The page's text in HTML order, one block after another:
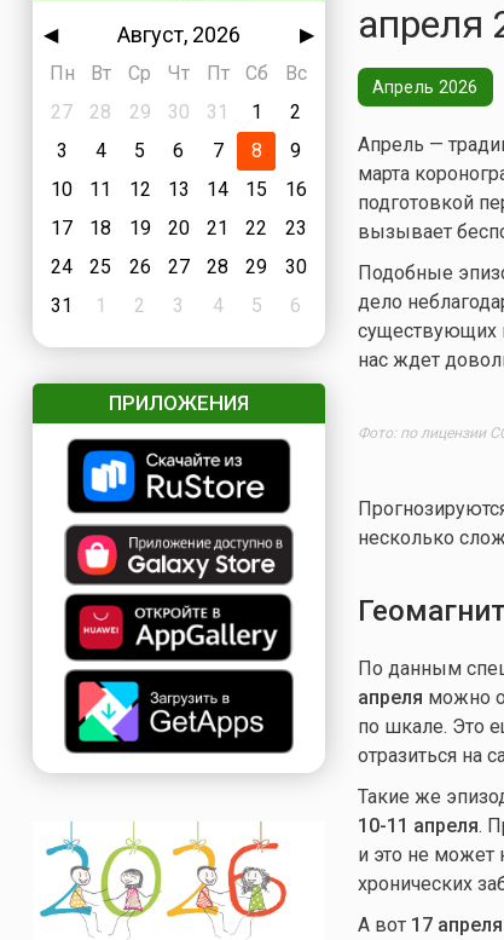
◀ Август, 2026
▶
Пн
Вт Ср Чт Пт Сб
Вс
27
28 29 30 31 1
2
3
4 5 6 7 8
9
10
11 12 13 14 15
16
17
18 19 20 21 22
23
24
25 26 27 28 29
30
31
1 2 3 4 5 6
ПРИЛОЖЕНИЯ
апреля
Апрель 2026
Апрель —
марта
подготовкой
вызывает
Подобные
дело
существующих
нас ждет
Фото: по лицензии
несколько
По данным
апреля можно
по шкале. Это
отразиться на
Такие же
10-11 апреля.
и это не может
хронических
А вот 17 апреля